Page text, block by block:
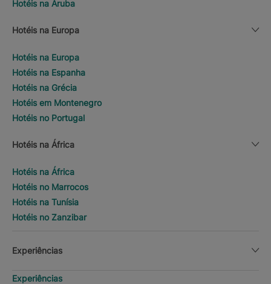
Hotéis na Aruba
Hotéis na Europa
Hotéis na Europa
Hotéis na Espanha
Hotéis na Grécia
Hotéis em Montenegro
Hotéis no Portugal
Hotéis na África
Hotéis na África
Hotéis no Marrocos
Hotéis na Tunísia
Hotéis no Zanzibar
Experiências
Experiências